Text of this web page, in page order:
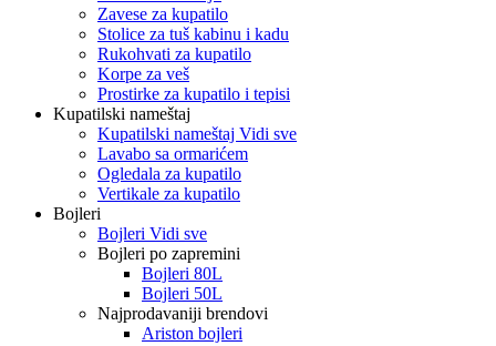
Zavese za kupatilo
Stolice za tuš kabinu i kadu
Rukohvati za kupatilo
Korpe za veš
Prostirke za kupatilo i tepisi
Kupatilski nameštaj
Kupatilski nameštaj Vidi sve
Lavabo sa ormarićem
Ogledala za kupatilo
Vertikale za kupatilo
Bojleri
Bojleri Vidi sve
Bojleri po zapremini
Bojleri 80L
Bojleri 50L
Najprodavaniji brendovi
Ariston bojleri